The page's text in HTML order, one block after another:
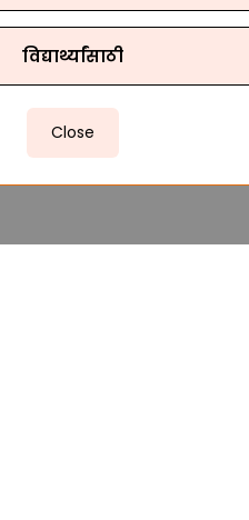
विद्यार्थ्यांसाठी
Close